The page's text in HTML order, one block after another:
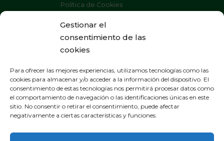
Gestionar el
consentimiento de las
cookies
Para ofrecer las mejores experiencias, utilizamos tecnologías como las
cookies para almacenar y/o acceder a la información del dispositivo. El
consentimiento de estas tecnologías nos permitirá procesar datos como
el comportamiento de navegación o las identificaciones únicas en este
sitio. No consentir o retirar el consentimiento, puede afectar
negativamente a ciertas características y funciones.
Política de Cookies
Política de Privacidad
Aviso Legal
OFICINAS GENERALES
General Gallarza 38, apartado 21